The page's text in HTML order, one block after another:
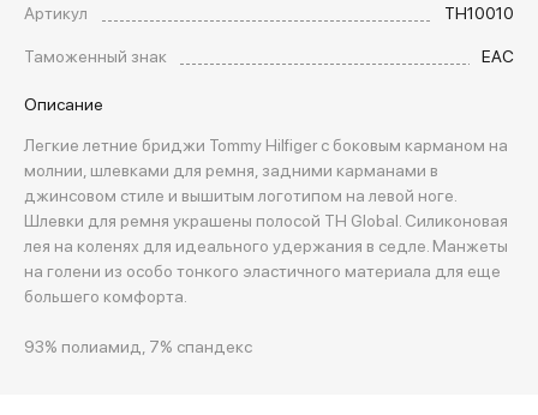
Артикул
TH10010
Таможенный знак
EAC
Описание
Легкие летние бриджи Tommy Hilfiger с боковым карманом на
молнии, шлевками для ремня, задними карманами в
джинсовом стиле и вышитым логотипом на левой ноге.
Шлевки для ремня украшены полосой TH Global. Силиконовая
лея на коленях для идеального удержания в седле. Манжеты
на голени из особо тонкого эластичного материала для еще
большего комфорта.
93% полиамид, 7% спандекс